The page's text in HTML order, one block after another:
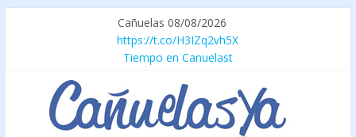
Cañuelas 08/08/2026
https://t.co/H3IZq2vh5X
Tiempo en Canuelast